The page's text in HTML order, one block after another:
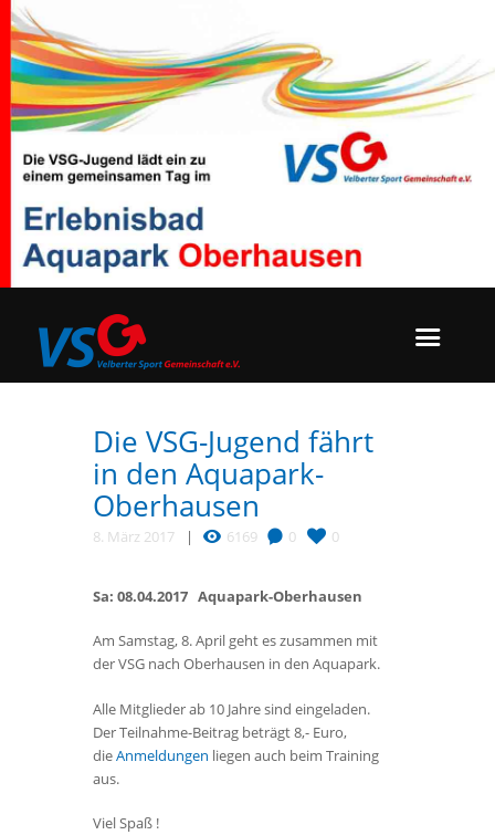
Die VSG-Jugend fährt
in den Aquapark-
Oberhausen
8. März 2017 6169 0 0
Sa: 08.04.2017 Aquapark-Oberhausen
Am Samstag, 8. April geht es zusammen mit
der VSG nach Oberhausen in den Aquapark.
Alle Mitglieder ab 10 Jahre sind eingeladen.
Der Teilnahme-Beitrag beträgt 8,- Euro,
dieAnmeldungen liegen auch beim Training
aus.
Viel Spaß !